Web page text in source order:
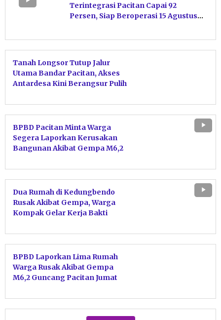
Terintegrasi Pacitan Capai 92
Persen, Siap Beroperasi 15 Agustus
Tanah Longsor Tutup Jalur
Utama Bandar Pacitan, Akses
Antardesa Kini Berangsur Pulih
BPBD Pacitan Minta Warga
Segera Laporkan Kerusakan
Bangunan Akibat Gempa M6,2
Dua Rumah di Kedungbendo
Rusak Akibat Gempa, Warga
Kompak Gelar Kerja Bakti
BPBD Laporkan Lima Rumah
Warga Rusak Akibat Gempa
M6,2 Guncang Pacitan Jumat